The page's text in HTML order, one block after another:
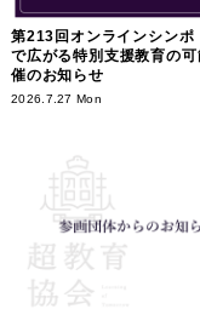
第213回オンラインシンポ
で広がる特別支援教育の可
催のお知らせ
2026.7.27 Mon